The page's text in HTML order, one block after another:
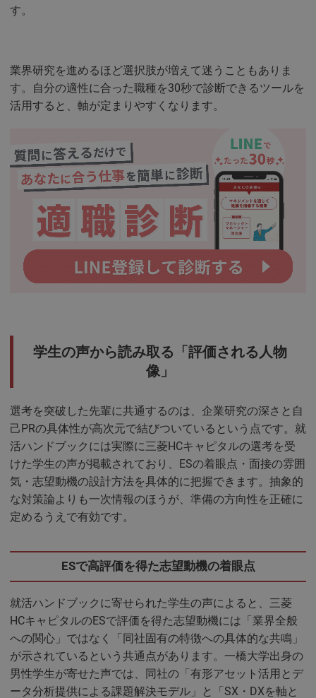
す。
業界研究を進めるほど選択肢が増えて迷うこともありま
す。自分の適性に合った職種を30秒で診断できるツールを
活用すると、軸が定まりやすくなります。
学生の声から読み取る「評価される人物
像」
選考を突破した先輩に共通するのは、企業研究の深さと自
己PRの具体性が高次元で結びついているという点です。就
活ハンドブックには実際に三菱HCキャピタルの選考を受
けた学生の声が掲載されており、ESの着眼点・面接の雰囲
気・志望動機の設計方法を具体的に把握できます。抽象的
な対策論よりも一次情報のほうが、準備の方向性を正確に
定めるうえで有効です。
ESで高評価を得た志望動機の着眼点
就活ハンドブックに寄せられた学生の声によると、三菱
HCキャピタルのESで評価を得た志望動機には「業界全般
への関心」ではなく「同社固有の特徴への具体的な共鳴」
が示されているという共通点があります。一橋大学出身の
男性学生が寄せた声では、同社の「有形アセット活用とデ
ータ分析提供による課題解決モデル」と「SX・DXを軸と